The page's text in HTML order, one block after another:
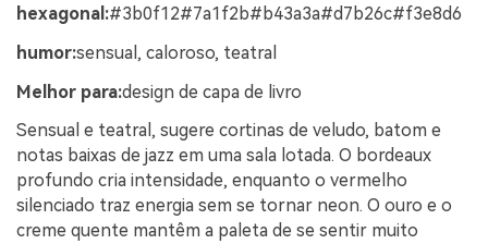
hexagonal:#3b0f12#7a1f2b#b43a3a#d7b26c#f3e8d6
humor:sensual, caloroso, teatral
Melhor para:design de capa de livro
Sensual e teatral, sugere cortinas de veludo, batom e
notas baixas de jazz em uma sala lotada. O bordeaux
profundo cria intensidade, enquanto o vermelho
silenciado traz energia sem se tornar neon. O ouro e o
creme quente mantêm a paleta de se sentir muito